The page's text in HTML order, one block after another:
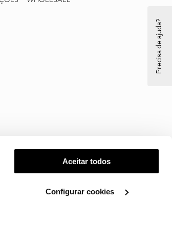
Aceitar todos
Configurar cookies
Precisa de ajuda?